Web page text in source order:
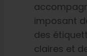
imposant
des
claires et